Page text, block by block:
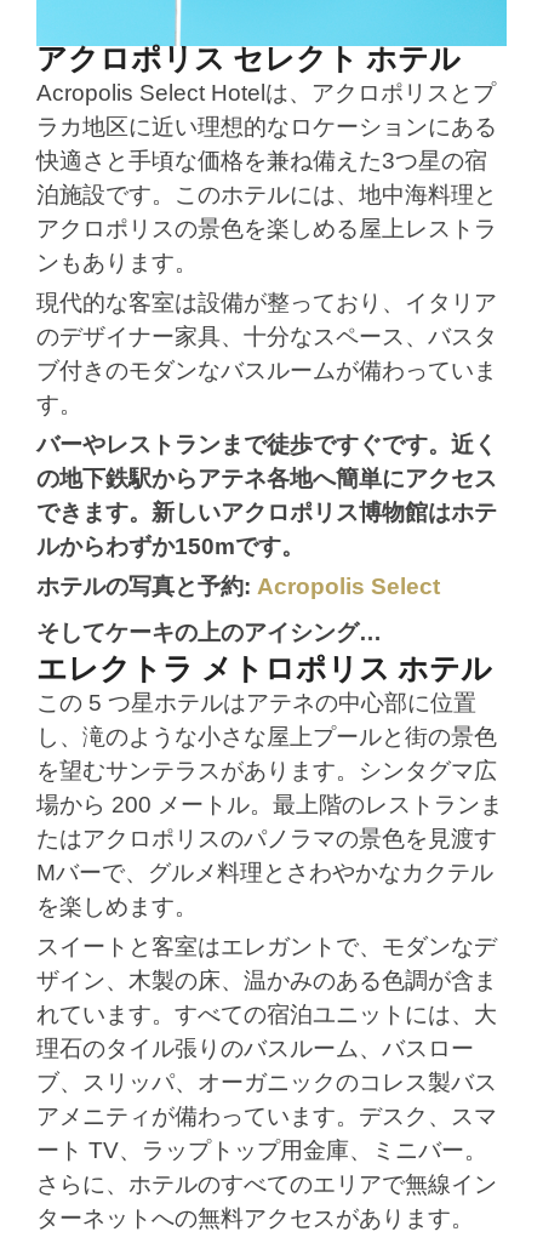
アクロポリス セレクト ホテル
Acropolis Select Hotelは、アクロポリスとプ
ラカ地区に近い理想的なロケーションにある
快適さと手頃な価格を兼ね備えた3つ星の宿
泊施設です。このホテルには、地中海料理と
アクロポリスの景色を楽しめる屋上レストラ
ンもあります。
現代的な客室は設備が整っており、イタリア
のデザイナー家具、十分なスペース、バスタ
ブ付きのモダンなバスルームが備わっていま
す。
バーやレストランまで徒歩ですぐです。近く
の地下鉄駅からアテネ各地へ簡単にアクセス
できます。新しいアクロポリス博物館はホテ
ルからわずか150mです。
ホテルの写真と予約: Acropolis Select
そしてケーキの上のアイシング…
エレクトラ メトロポリス ホテル
この 5 つ星ホテルはアテネの中心部に位置
し、滝のような小さな屋上プールと街の景色
を望むサンテラスがあります。シンタグマ広
場から 200 メートル。最上階のレストランま
たはアクロポリスのパノラマの景色を見渡す
Mバーで、グルメ料理とさわやかなカクテル
を楽しめます。
スイートと客室はエレガントで、モダンなデ
ザイン、木製の床、温かみのある色調が含ま
れています。すべての宿泊ユニットには、大
理石のタイル張りのバスルーム、バスロー
ブ、スリッパ、オーガニックのコレス製バス
アメニティが備わっています。デスク、スマ
ート TV、ラップトップ用金庫、ミニバー。
さらに、ホテルのすべてのエリアで無線イン
ターネットへの無料アクセスがあります。